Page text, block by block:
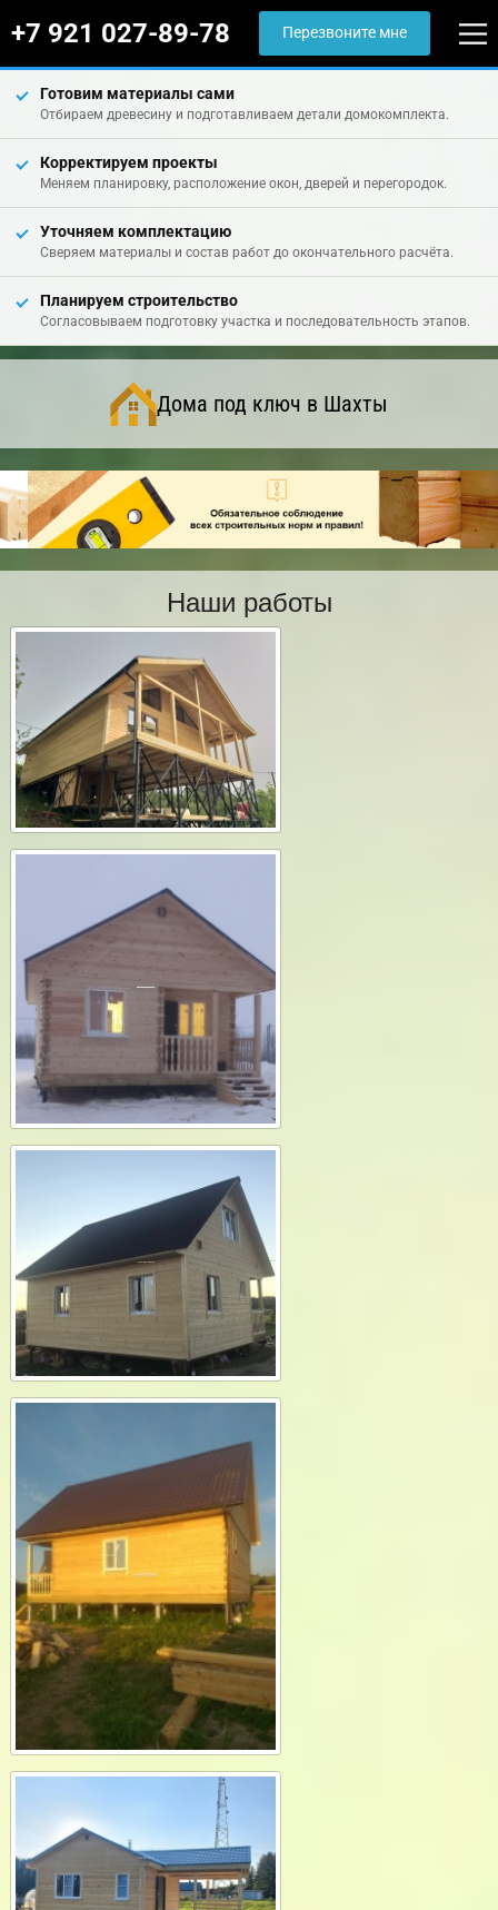
+7 921 027-89-78 Перезвоните мне
Готовим материалы сами
Отбираем древесину и подготавливаем детали домокомплекта.
Корректируем проекты
Меняем планировку, расположение окон, дверей и перегородок.
Уточняем комплектацию
Сверяем материалы и состав работ до окончательного расчёта.
Планируем строительство
Согласовываем подготовку участка и последовательность этапов.
Дома под ключ в Шахты
Наши работы